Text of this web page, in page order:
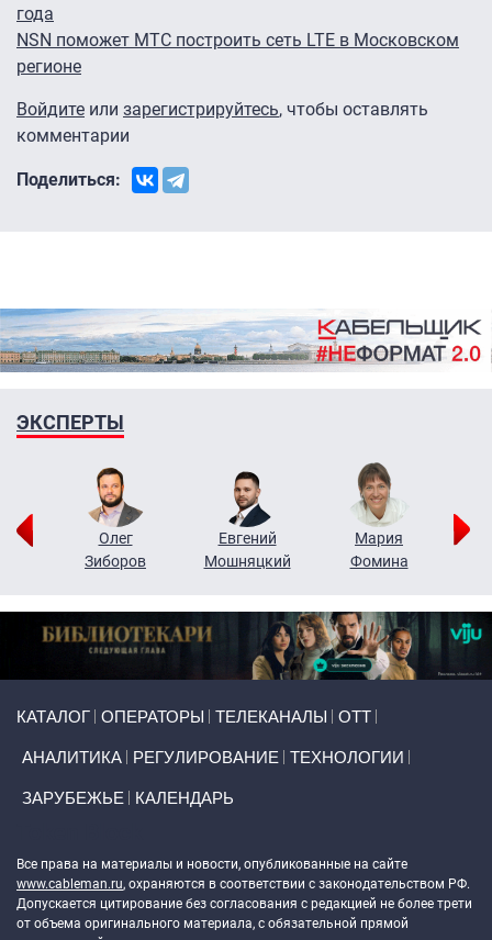
года
NSN поможет МТС построить сеть LTE в Московском
регионе
Войдите или зарегистрируйтесь, чтобы оставлять
комментарии
Поделиться:
ЭКСПЕРТЫ
Олег
Зиборов
Евгений
Мошняцкий
Мария
Фомина
КАТАЛОГ ОПЕРАТОРЫ ТЕЛЕКАНАЛЫ ОТТ
АНАЛИТИКА РЕГУЛИРОВАНИЕ ТЕХНОЛОГИИ
ЗАРУБЕЖЬЕ КАЛЕНДАРЬ
Все права на материалы и новости, опубликованные на сайте
www.cableman.ru, охраняются в соответствии с законодательством РФ.
Допускается цитирование без согласования с редакцией не более трети
от объема оригинального материала, с обязательной прямой